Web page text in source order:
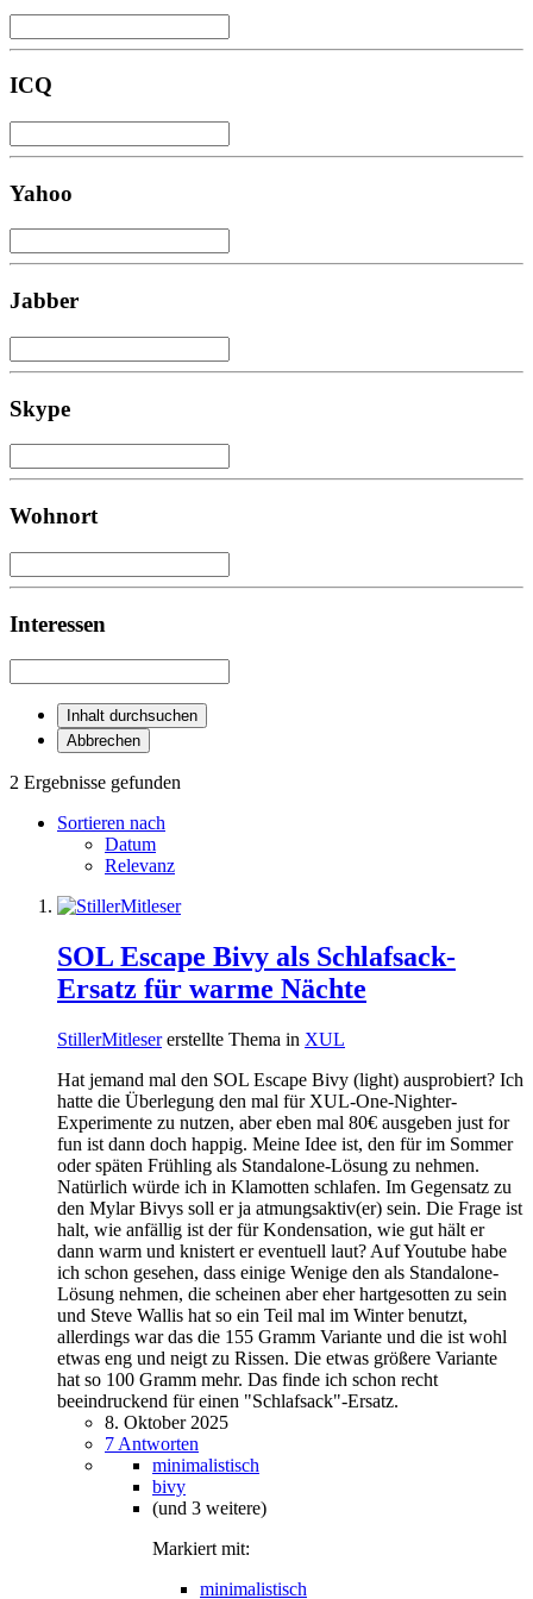
ICQ
Yahoo
Jabber
Skype
Wohnort
Interessen
Inhalt durchsuchen
Abbrechen
2 Ergebnisse gefunden
Sortieren nach
Datum
Relevanz
SOL Escape Bivy als Schlafsack-
Ersatz für warme Nächte
StillerMitlesererstellte Thema in XUL
Hat jemand mal den SOL Escape Bivy (light) ausprobiert? Ich
hatte die Überlegung den mal für XUL-One-Nighter-
Experimente zu nutzen, aber eben mal 80€ ausgeben just for
fun ist dann doch happig. Meine Idee ist, den für im Sommer
oder späten Frühling als Standalone-Lösung zu nehmen.
Natürlich würde ich in Klamotten schlafen. Im Gegensatz zu
den Mylar Bivys soll er ja atmungsaktiv(er) sein. Die Frage ist
halt, wie anfällig ist der für Kondensation, wie gut hält er
dann warm und knistert er eventuell laut? Auf Youtube habe
ich schon gesehen, dass einige Wenige den als Standalone-
Lösung nehmen, die scheinen aber eher hartgesotten zu sein
und Steve Wallis hat so ein Teil mal im Winter benutzt,
allerdings war das die 155 Gramm Variante und die ist wohl
etwas eng und neigt zu Rissen. Die etwas größere Variante
hat so 100 Gramm mehr. Das finde ich schon recht
beeindruckend für einen "Schlafsack"-Ersatz.
8. Oktober 2025
7 Antworten
minimalistisch
bivy
(und 3 weitere)
Markiert mit:
minimalistisch